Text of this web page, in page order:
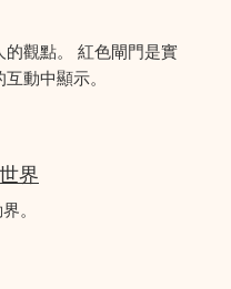
觀點。 紅色閘門是實
動中顯示。
界
。